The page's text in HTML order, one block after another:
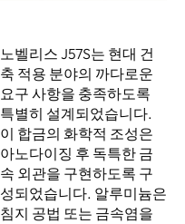
노벨리스 J57S는 현대 건
축 적용 분야의 까다로운
요구 사항을 충족하도록
특별히 설계되었습니다.
이 합금의 화학적 조성은
아노다이징 후 독특한 금
속 외관을 구현하도록 구
성되었습니다. 알루미늄은
침지 공법 또는 금속염을